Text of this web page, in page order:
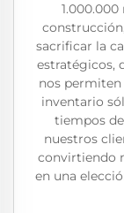
sacrificar la
estratégicos,
nos
inventario
tiempos
nuestros
convirtiendo
en una